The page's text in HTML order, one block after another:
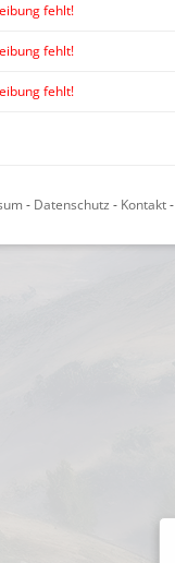
fehlt!
fehlt!
fehlt!
- Datenschutz - Kontakt-